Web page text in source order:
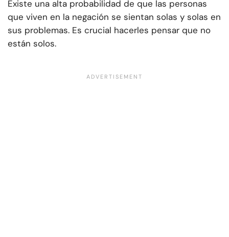
Existe una alta probabilidad de que las personas
que viven en la negación se sientan solas y solas en
sus problemas. Es crucial hacerles pensar que no
están solos.